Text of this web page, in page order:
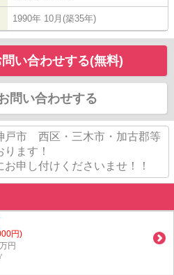
1990年 10月(築35年)
い合わせする(無料)
問い合わせする
市 西区・三木市・加古郡等
ます！
申し付けくださいませ！！
円)
円